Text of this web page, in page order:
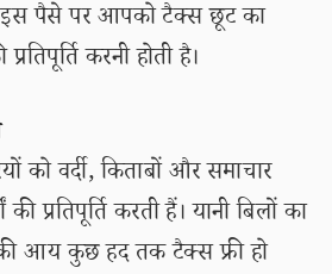
इस पैसे पर आपको टैक्स छूट का
करनी होती है।
को वर्दी, किताबों और समाचार
प्रतिपूर्ति करती हैं। यानी बिलों का
आय कुछ हद तक टैक्स फ्री हो